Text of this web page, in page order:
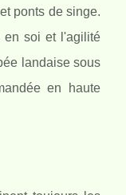
ponts de singe.
en soi et l'agilité
landaise sous
en haute